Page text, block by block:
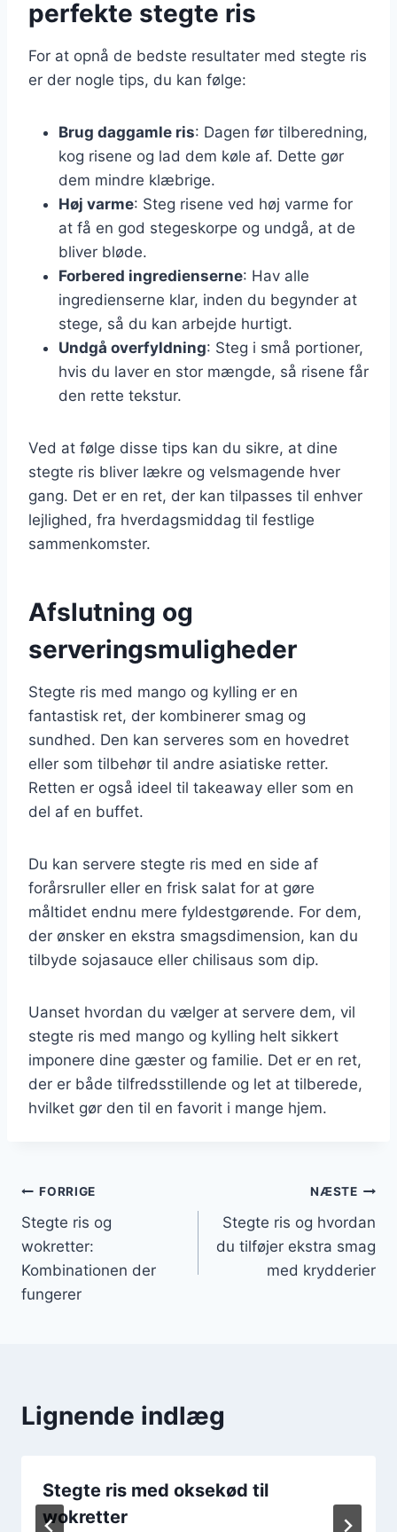
perfekte stegte ris
For at opnå de bedste resultater med stegte ris
er der nogle tips, du kan følge:
Brug daggamle ris: Dagen før tilberedning,
kog risene og lad dem køle af. Dette gør
dem mindre klæbrige.
Høj varme: Steg risene ved høj varme for
at få en god stegeskorpe og undgå, at de
bliver bløde.
Forbered ingredienserne: Hav alle
ingredienserne klar, inden du begynder at
stege, så du kan arbejde hurtigt.
Undgå overfyldning: Steg i små portioner,
hvis du laver en stor mængde, så risene får
den rette tekstur.
Ved at følge disse tips kan du sikre, at dine
stegte ris bliver lækre og velsmagende hver
gang. Det er en ret, der kan tilpasses til enhver
lejlighed, fra hverdagsmiddag til festlige
sammenkomster.
Afslutning og
serveringsmuligheder
Stegte ris med mango og kylling er en
fantastisk ret, der kombinerer smag og
sundhed. Den kan serveres som en hovedret
eller som tilbehør til andre asiatiske retter.
Retten er også ideel til takeaway eller som en
del af en buffet.
Du kan servere stegte ris med en side af
forårsruller eller en frisk salat for at gøre
måltidet endnu mere fyldestgørende. For dem,
der ønsker en ekstra smagsdimension, kan du
tilbyde sojasauce eller chilisaus som dip.
Uanset hvordan du vælger at servere dem, vil
stegte ris med mango og kylling helt sikkert
imponere dine gæster og familie. Det er en ret,
der er både tilfredsstillende og let at tilberede,
hvilket gør den til en favorit i mange hjem.
Indlægsnavigation
FORRIGE
Stegte ris og
wokretter:
Kombinationen der
fungerer
NÆSTE
Stegte ris og hvordan
du tilføjer ekstra smag
med krydderier
Lignende indlæg
Stegte ris med oksekød til
wokretter